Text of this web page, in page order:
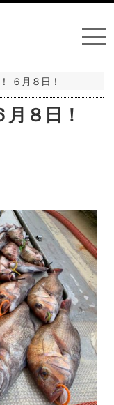
６月８日！
８日！